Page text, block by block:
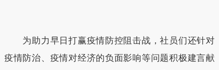
为助力早日打赢疫情防控阻击战，社员们还针对
疫情防治、疫情对经济的负面影响等问题积极建言献